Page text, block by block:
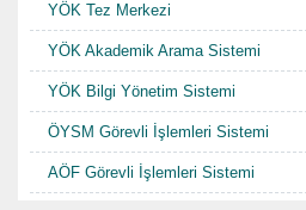
YÖK Tez Merkezi
YÖK Akademik Arama Sistemi
YÖK Bilgi Yönetim Sistemi
ÖYSM Görevli İşlemleri Sistemi
AÖF Görevli İşlemleri Sistemi